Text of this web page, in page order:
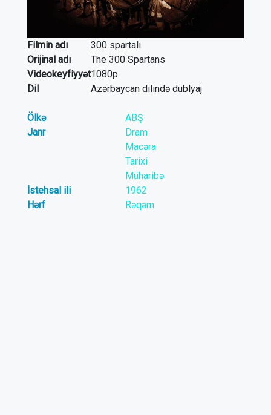
Filmin adı
300 spartalı
Orijinal adı
The 300 Spartans
Videokeyfiyyət1080p
Dil
Azərbaycan dilində dublyaj
Ölkə
ABŞ
Janr
Dram
Macəra
Tarixi
Müharibə
İstehsal ili
1962
Hərf
Rəqəm